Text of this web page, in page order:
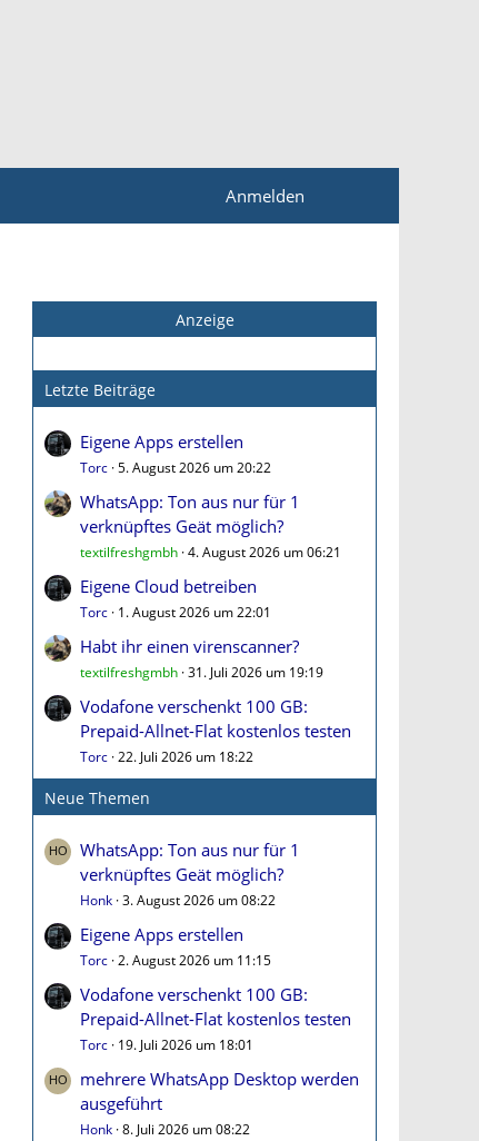
Anmelden
Anzeige
Letzte Beiträge
Eigene Apps erstellen
Torc 5. August 2026 um 20:22
WhatsApp: Ton aus nur für 1
verknüpftes Geät möglich?
textilfreshgmbh 4. August 2026 um 06:21
Eigene Cloud betreiben
Torc 1. August 2026 um 22:01
Habt ihr einen virenscanner?
textilfreshgmbh 31. Juli 2026 um 19:19
Vodafone verschenkt 100 GB:
Prepaid-Allnet-Flat kostenlos testen
Torc 22. Juli 2026 um 18:22
Neue Themen
WhatsApp: Ton aus nur für 1
verknüpftes Geät möglich?
Honk 3. August 2026 um 08:22
Eigene Apps erstellen
Torc 2. August 2026 um 11:15
Vodafone verschenkt 100 GB:
Prepaid-Allnet-Flat kostenlos testen
Torc 19. Juli 2026 um 18:01
mehrere WhatsApp Desktop werden
ausgeführt
Honk 8. Juli 2026 um 08:22